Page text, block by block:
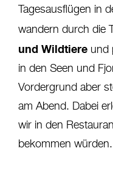
Tagesausflügen in
wandern durch die
und Wildtiere und
in den Seen und
Vordergrund aber
am Abend. Dabei
wir in den
bekommen würden.